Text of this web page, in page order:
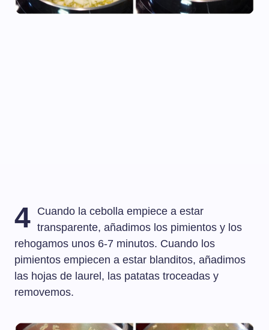
4 Cuando la cebolla empiece a estar
transparente, añadimos los pimientos y los
rehogamos unos 6-7 minutos. Cuando los
pimientos empiecen a estar blanditos, añadimos
las hojas de laurel, las patatas troceadas y
removemos.